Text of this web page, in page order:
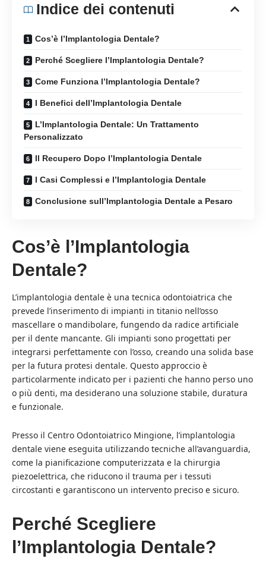
Indice dei contenuti
Cos’è l’Implantologia Dentale?
Perché Scegliere l’Implantologia Dentale?
Come Funziona l’Implantologia Dentale?
I Benefici dell’Implantologia Dentale
L’Implantologia Dentale: Un Trattamento
Personalizzato
Il Recupero Dopo l’Implantologia Dentale
I Casi Complessi e l’Implantologia Dentale
Conclusione sull’Implantologia Dentale a Pesaro
Cos’è l’Implantologia
Dentale?
L’implantologia dentale è una tecnica odontoiatrica che
prevede l’inserimento di impianti in titanio nell’osso
mascellare o mandibolare, fungendo da radice artificiale
per il dente mancante. Gli impianti sono progettati per
integrarsi perfettamente con l’osso, creando una solida base
per la futura protesi dentale. Questo approccio è
particolarmente indicato per i pazienti che hanno perso uno
o più denti, ma desiderano una soluzione stabile, duratura
e funzionale.
Presso il Centro Odontoiatrico Mingione, l’implantologia
dentale viene eseguita utilizzando tecniche all’avanguardia,
come la pianificazione computerizzata e la chirurgia
piezoelettrica, che riducono il trauma per i tessuti
circostanti e garantiscono un intervento preciso e sicuro.
Perché Scegliere
l’Implantologia Dentale?